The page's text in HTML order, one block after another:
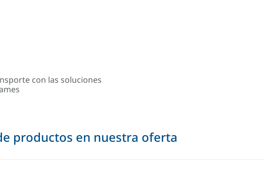
con las soluciones
productos en nuestra oferta